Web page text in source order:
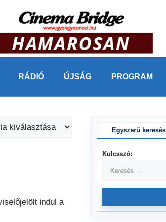
RÁDIÓ ÚJSÁG PROGRAM
Egyszerű keresés
Kulcsszó: